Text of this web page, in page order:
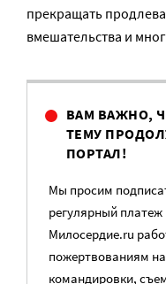
прекращать
вмешательства и
ВАМ ВАЖНО,
ТЕМУ
ПОРТАЛ!
Мы просим
регулярный платеж
Милосердие.ru
пожертвованиям
командировки,